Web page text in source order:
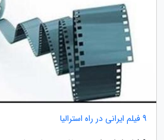
9 فیلم ایرانی در راه استرالیا